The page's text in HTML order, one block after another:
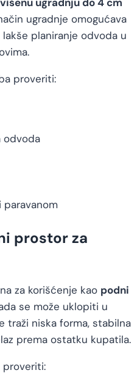
ugradnje omogućava
planiranje odvoda u
proveriti:
odvoda
paravanom
prostor za
za korišćenje kao podni
se može uklopiti u
traži niska forma, stabilna
prema ostatku kupatila.
proveriti: